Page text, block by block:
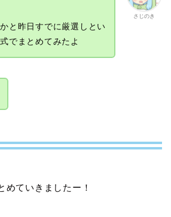
さじのき
と昨日すでに厳選しとい
でまとめてみたよ
めていきましたー！